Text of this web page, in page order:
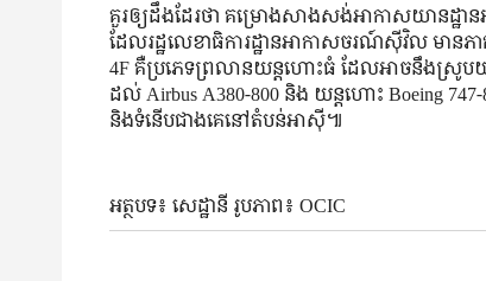
គួរឲ្យដឹងដែរថា គម្រោងសាងសង់អាកាសយានដ្ឋាន
ដែលរដ្ឋលេខាធិការដ្ឋានអាកាសចរណ៍ស៊ីវិល មានភ
4F គឺប្រភេទព្រលានយន្តហោះធំ ដែលអាចនឹងស្រូប
ដល់ Airbus A380-800 និង យន្តហោះ Boeing
និងទំនើបជាងគេនៅតំបន់អាស៊ី៕
អត្ថបទ៖ សេដ្ឋានី រូបភាព៖ OCIC